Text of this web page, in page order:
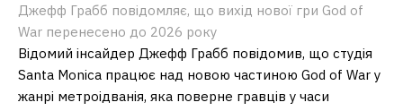
Джефф Грабб повідомляє, що вихід нової гри God of
War перенесено до 2026 року
Відомий інсайдер Джефф Грабб повідомив, що студія
Santa Monica працює над новою частиною God of War у
жанрі метроідванія, яка поверне гравців у часи